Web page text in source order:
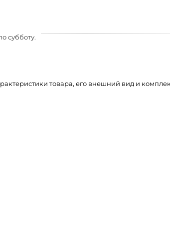
субботу.
товара, его внешний вид и